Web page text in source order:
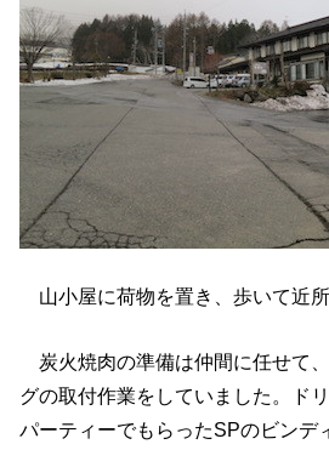
山小屋に荷物を置き、歩いて近所
炭火焼肉の準備は仲間に任せて
グの取付作業をしていました。ド
パーティーでもらったSPのビンデ